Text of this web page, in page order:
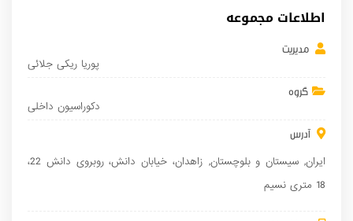
اطلاعات مجموعه
مدیریت
پوریا ریکی جلائی
گروه
دکوراسیون داخلی
آدرس
ایران, سیستان و بلوچستان, زاهدان
، خیابان دانش، روبروی دانش 22،
18 متری نسیم